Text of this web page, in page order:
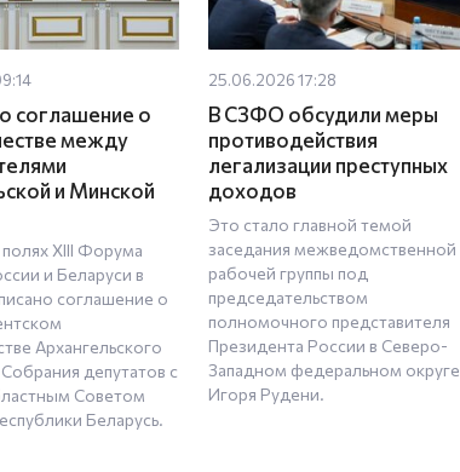
соглашение о
между
и Минской
XIII Форума
и Беларуси в
соглашение о
Архангельского
депутатов с
Советом
Беларусь.
25.06.2026 17:28
В СЗФО обсудили меры
противодействия
легализации преступных
доходов
Это стало главной темой
заседания межведомственной
рабочей группы под
председательством
полномочного представителя
Президента России в Северо-
Западном федеральном округе
Игоря Рудени.